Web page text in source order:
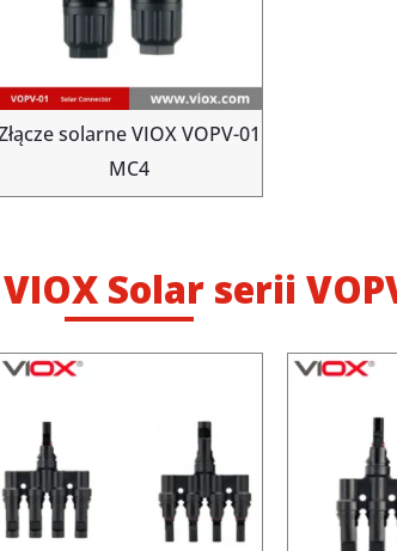
solarne VIOX VOPV-01
MC4
VIOX Solar serii